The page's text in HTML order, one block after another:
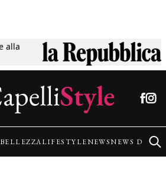
alla
BELLEZZALIFESTYLENEWSNEWS